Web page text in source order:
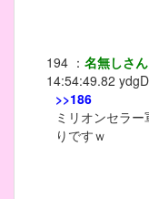
194 ： 名無しさ
14:54:49.82
>>186
ミリオンセラ
りですｗ